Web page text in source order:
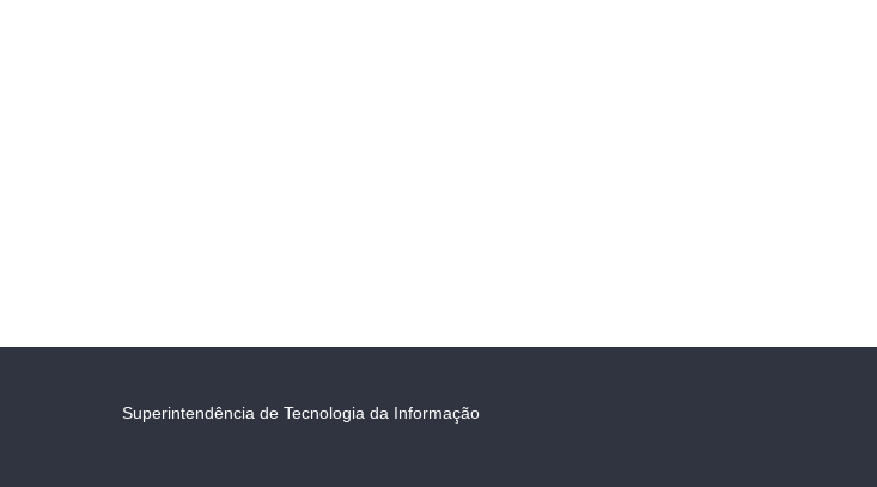
Superintendência de Tecnologia da Informação